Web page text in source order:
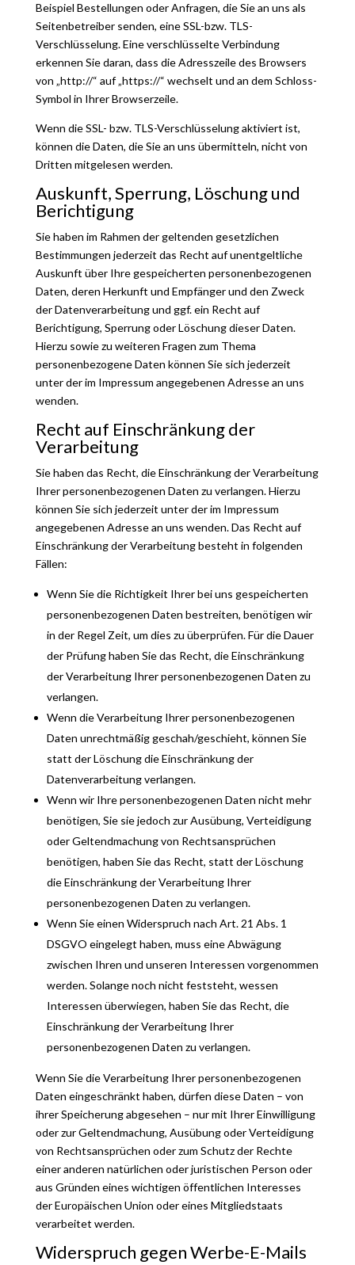
Beispiel Bestellungen oder Anfragen, die Sie an uns als
Seitenbetreiber senden, eine SSL-bzw. TLS-
Verschlüsselung. Eine verschlüsselte Verbindung
erkennen Sie daran, dass die Adresszeile des Browsers
von „http://“ auf „https://“ wechselt und an dem Schloss-
Symbol in Ihrer Browserzeile.
Wenn die SSL- bzw. TLS-Verschlüsselung aktiviert ist,
können die Daten, die Sie an uns übermitteln, nicht von
Dritten mitgelesen werden.
Auskunft, Sperrung, Löschung und
Berichtigung
Sie haben im Rahmen der geltenden gesetzlichen
Bestimmungen jederzeit das Recht auf unentgeltliche
Auskunft über Ihre gespeicherten personenbezogenen
Daten, deren Herkunft und Empfänger und den Zweck
der Datenverarbeitung und ggf. ein Recht auf
Berichtigung, Sperrung oder Löschung dieser Daten.
Hierzu sowie zu weiteren Fragen zum Thema
personenbezogene Daten können Sie sich jederzeit
unter der im Impressum angegebenen Adresse an uns
wenden.
Recht auf Einschränkung der
Verarbeitung
Sie haben das Recht, die Einschränkung der Verarbeitung
Ihrer personenbezogenen Daten zu verlangen. Hierzu
können Sie sich jederzeit unter der im Impressum
angegebenen Adresse an uns wenden. Das Recht auf
Einschränkung der Verarbeitung besteht in folgenden
Fällen:
Wenn Sie die Richtigkeit Ihrer bei uns gespeicherten
personenbezogenen Daten bestreiten, benötigen wir
in der Regel Zeit, um dies zu überprüfen. Für die Dauer
der Prüfung haben Sie das Recht, die Einschränkung
der Verarbeitung Ihrer personenbezogenen Daten zu
verlangen.
Wenn die Verarbeitung Ihrer personenbezogenen
Daten unrechtmäßig geschah/geschieht, können Sie
statt der Löschung die Einschränkung der
Datenverarbeitung verlangen.
Wenn wir Ihre personenbezogenen Daten nicht mehr
benötigen, Sie sie jedoch zur Ausübung, Verteidigung
oder Geltendmachung von Rechtsansprüchen
benötigen, haben Sie das Recht, statt der Löschung
die Einschränkung der Verarbeitung Ihrer
personenbezogenen Daten zu verlangen.
Wenn Sie einen Widerspruch nach Art. 21 Abs. 1
DSGVO eingelegt haben, muss eine Abwägung
zwischen Ihren und unseren Interessen vorgenommen
werden. Solange noch nicht feststeht, wessen
Interessen überwiegen, haben Sie das Recht, die
Einschränkung der Verarbeitung Ihrer
personenbezogenen Daten zu verlangen.
Wenn Sie die Verarbeitung Ihrer personenbezogenen
Daten eingeschränkt haben, dürfen diese Daten – von
ihrer Speicherung abgesehen – nur mit Ihrer Einwilligung
oder zur Geltendmachung, Ausübung oder Verteidigung
von Rechtsansprüchen oder zum Schutz der Rechte
einer anderen natürlichen oder juristischen Person oder
aus Gründen eines wichtigen öffentlichen Interesses
der Europäischen Union oder eines Mitgliedstaats
verarbeitet werden.
Widerspruch gegen Werbe-E-Mails